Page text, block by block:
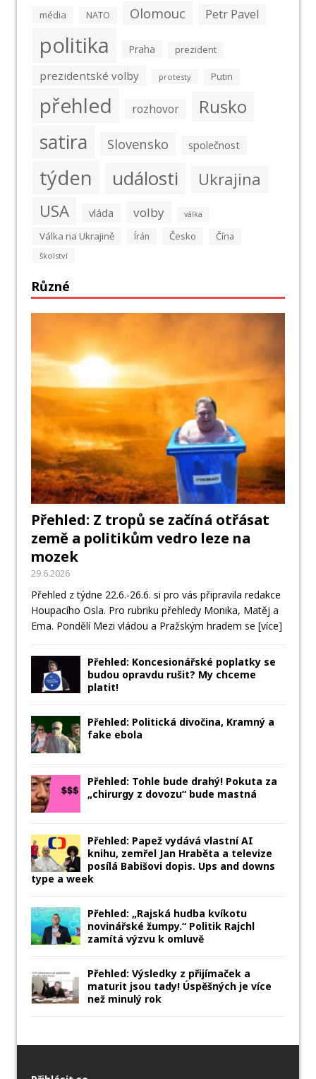
média NATO Olomouc Petr Pavel
politika Praha prezident
prezidentské volby protesty Putin
přehled rozhovor Rusko
satira Slovensko společnost
týden události Ukrajina
USA vláda volby válka
Válka na Ukrajině Írán Česko Čína
školství
Různé
Přehled: Z tropů se začíná otřásat
země a politikům vedro leze na
mozek
29.6.2026
Přehled z týdne 22.6.-26.6. si pro vás připravila redakce
Houpacího Osla. Pro rubriku přehledy Monika, Matěj a
Ema. Pondělí Mezi vládou a Pražským hradem se [více]
Přehled: Koncesionářské poplatky se
budou opravdu rušit? My chceme
platit!
Přehled: Politická divočina, Kramný a
fake ebola
Přehled: Tohle bude drahý! Pokuta za
„chirurgy z dovozu“ bude mastná
Přehled: Papež vydává vlastní AI
knihu, zemřel Jan Hraběta a televize
posílá Babišovi dopis. Ups and downs
type a week
Přehled: „Rajská hudba kvíkotu
novinářské žumpy.“ Politik Rajchl
zamítá výzvu k omluvě
Přehled: Výsledky z přijímaček a
maturit jsou tady! Úspěšných je více
než minulý rok